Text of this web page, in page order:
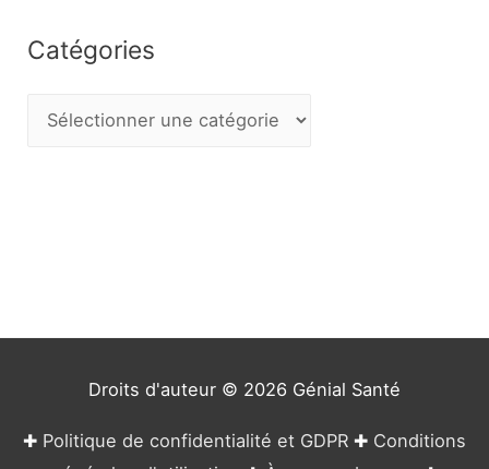
Catégories
Droits d'auteur © 2026 Génial Santé
✚ Politique de confidentialité et GDPR ✚ Conditions